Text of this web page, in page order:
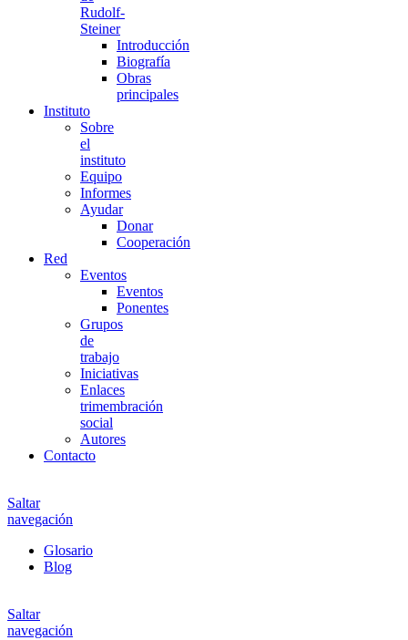
Rudolf-
Steiner
Introducción
Biografía
Obras
principales
Instituto
Sobre
el
instituto
Equipo
Informes
Ayudar
Donar
Cooperación
Red
Eventos
Eventos
Ponentes
Grupos
de
trabajo
Iniciativas
Enlaces
trimembración
social
Autores
Contacto
Saltar
navegación
Glosario
Blog
Saltar
navegación